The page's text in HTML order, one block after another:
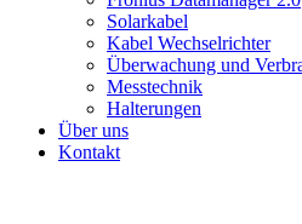
Solarkabel
Kabel Wechselrichter
Überwachung und
Messtechnik
Halterungen
Über uns
Kontakt